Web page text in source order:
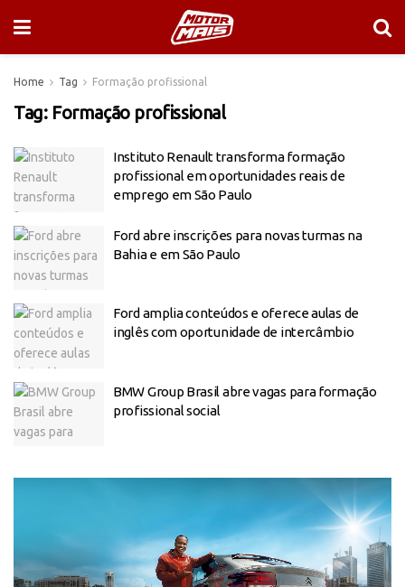
Home Tag Formação profissional
Tag: Formação profissional
Instituto Renault transforma formação
profissional em oportunidades reais de
emprego em São Paulo
Ford abre inscrições para novas turmas na
Bahia e em São Paulo
Ford amplia conteúdos e oferece aulas de
inglês com oportunidade de intercâmbio
BMW Group Brasil abre vagas para formação
profissional social